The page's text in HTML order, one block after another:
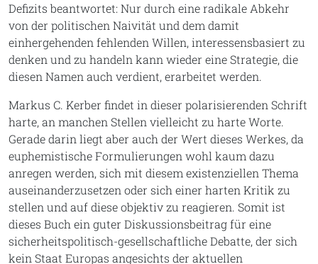
Defizits beantwortet: Nur durch eine radikale Abkehr
von der politischen Naivität und dem damit
einhergehenden fehlenden Willen, interessensbasiert zu
denken und zu handeln kann wieder eine Strategie, die
diesen Namen auch verdient, erarbeitet werden.
Markus C. Kerber findet in dieser polarisierenden Schrift
harte, an manchen Stellen vielleicht zu harte Worte.
Gerade darin liegt aber auch der Wert dieses Werkes, da
euphemistische Formulierungen wohl kaum dazu
anregen werden, sich mit diesem existenziellen Thema
auseinanderzusetzen oder sich einer harten Kritik zu
stellen und auf diese objektiv zu reagieren. Somit ist
dieses Buch ein guter Diskussionsbeitrag für eine
sicherheitspolitisch-gesellschaftliche Debatte, der sich
kein Staat Europas angesichts der aktuellen